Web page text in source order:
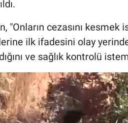
"Onların cezasını kesmek
ilk ifadesini olay
ve sağlık kontrolü